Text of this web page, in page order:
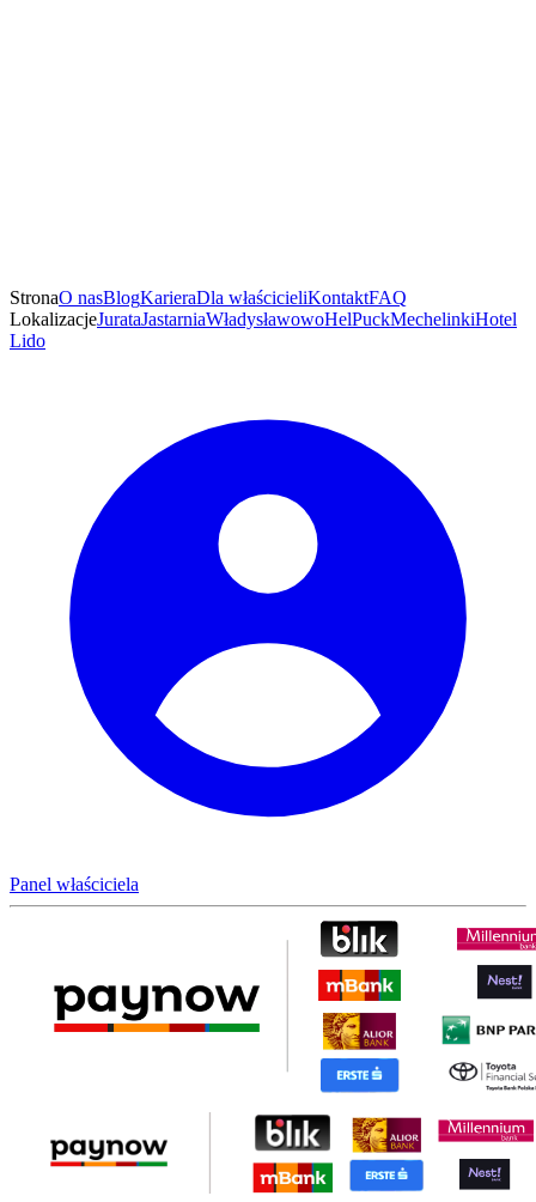
StronaO nasBlogKarieraDla właścicieliKontaktFAQ
LokalizacjeJurataJastarniaWładysławowoHelPuckMechelinkiHotel
Lido
Panel właściciela